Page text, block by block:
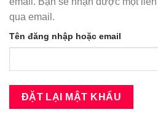
qua email.
Tên đăng nhập hoặc email
ĐẶT LẠI MẬT KHẨU